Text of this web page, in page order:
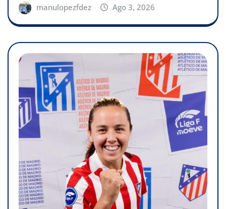
manulopezfdez Ago 3, 2026